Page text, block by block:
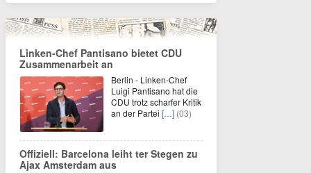
Linken-Chef Pantisano bietet CDU
Zusammenarbeit an
Berlin - Linken-Chef
Luigi Pantisano hat die
CDU trotz scharfer Kritik
an der Partei […] (03)
Offiziell: Barcelona leiht ter Stegen zu
Ajax Amsterdam aus